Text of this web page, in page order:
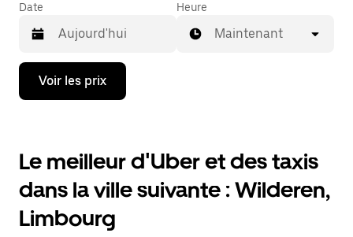
Date
Appuyez
la
bas
pour
ouvrir
le
calendrier
et
Heure
Maintenant
Voir les prix
Le meilleur d'Uber et des taxis
dans la ville suivante : Wilderen,
Limbourg